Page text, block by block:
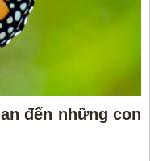
đến những con